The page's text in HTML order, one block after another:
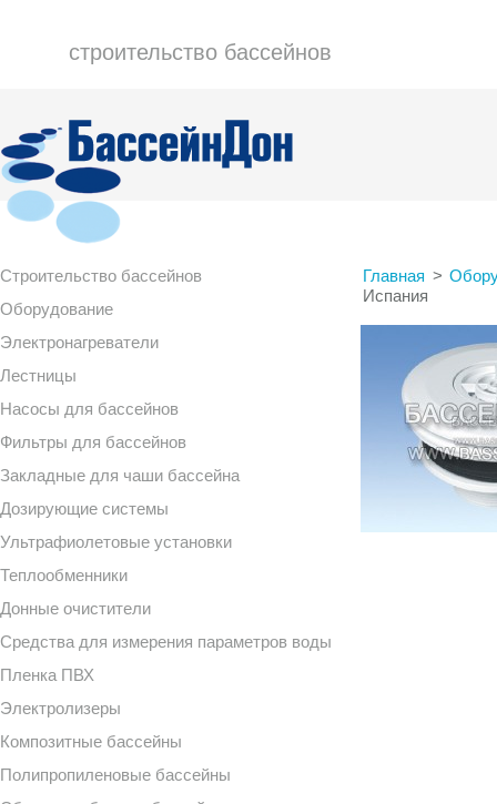
строительство бассейнов
Строительство бассейнов
Оборудование
Электронагреватели
Лестницы
Насосы для бассейнов
Фильтры для бассейнов
Закладные для чаши бассейна
Дозирующие системы
Ультрафиолетовые установки
Теплообменники
Донные очистители
Средства для измерения параметров воды
Пленка ПВХ
Электролизеры
Композитные бассейны
Полипропиленовые бассейны
Главная >
Испания